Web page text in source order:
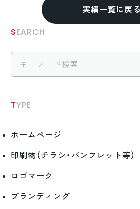
実績一覧に戻る
SEARCH
TYPE
ホームページ
印刷物（チラシ・パンフレット等）
ロゴマーク
ブランディング